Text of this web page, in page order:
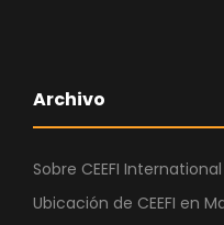
Archivo
Sobre CEEFI
Ubicación de CEEFI en